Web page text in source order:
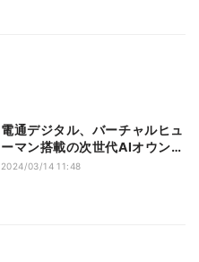
電通デジタル、バーチャルヒュ
ーマン搭載の次世代AIオウンド
メディア開発へ
2024/03/14 11:48